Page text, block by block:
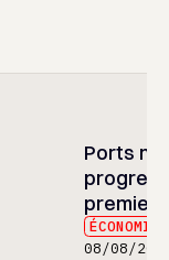
Ports
premier
08/08/